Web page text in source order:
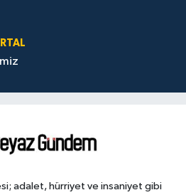
adalet, hürriyet ve insaniyet gibi